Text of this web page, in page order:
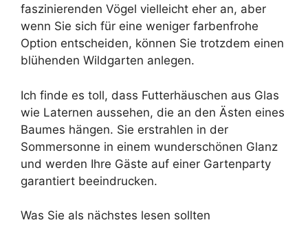
faszinierenden Vögel vielleicht eher an, aber
wenn Sie sich für eine weniger farbenfrohe
Option entscheiden, können Sie trotzdem einen
blühenden Wildgarten anlegen.
Ich finde es toll, dass Futterhäuschen aus Glas
wie Laternen aussehen, die an den Ästen eines
Baumes hängen. Sie erstrahlen in der
Sommersonne in einem wunderschönen Glanz
und werden Ihre Gäste auf einer Gartenparty
garantiert beeindrucken.
Was Sie als nächstes lesen sollten